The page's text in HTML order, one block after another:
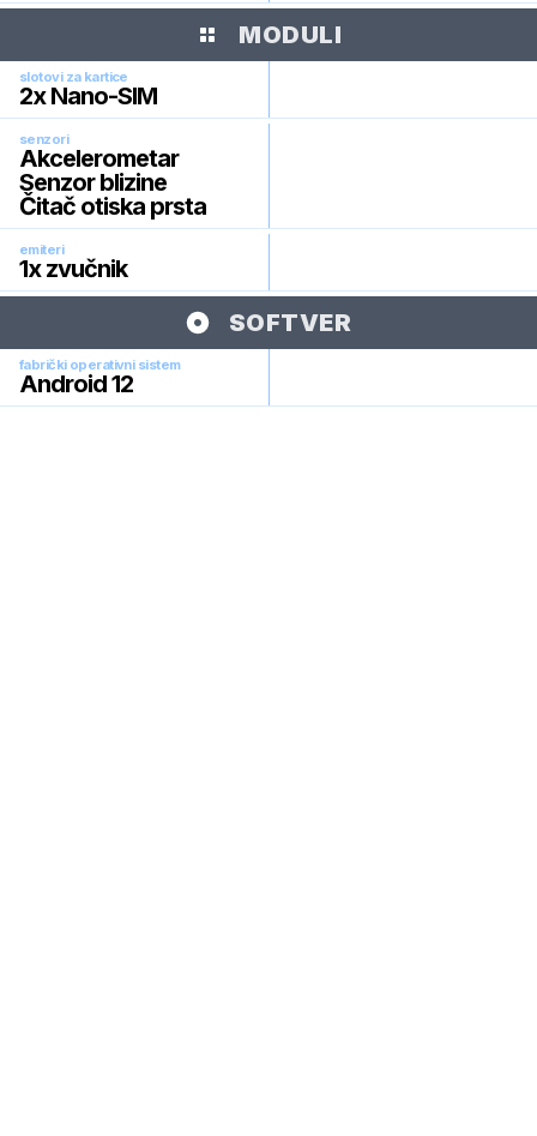
MODULI
slotovi za kartice
2x Nano-SIM
senzori
Akcelerometar
Senzor blizine
Čitač otiska prsta
emiteri
1x zvučnik
SOFTVER
fabrički operativni sistem
Android 12